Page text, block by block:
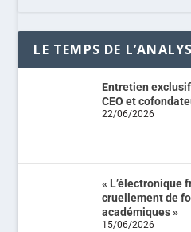
LE TEMPS DE
Entretien
CEO et
22/06/2026
« L’électronique
cruellement de
académiques »
15/06/2026